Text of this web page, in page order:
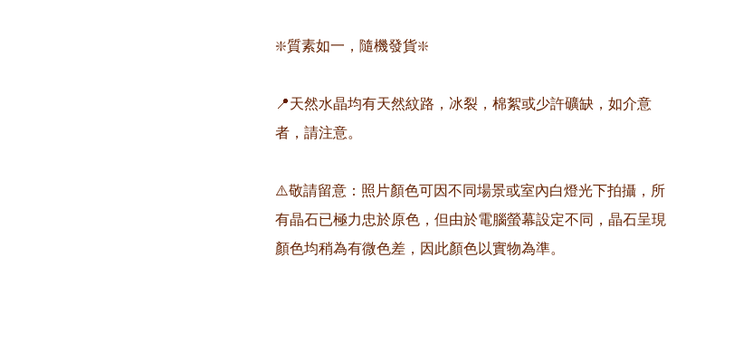
❇️質素如一，隨機發貨❇️
📍天然水晶均有天然紋路，冰裂，棉絮或少許礦缺，如介意
者，請注意。
⚠️敬請留意：照片顏色可因不同場景或室內白燈光下拍攝，所
有晶石已極力忠於原色，但由於電腦螢幕設定不同，晶石呈現
顏色均稍為有微色差，因此顏色以實物為準。